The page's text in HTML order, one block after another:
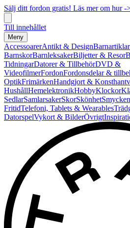
Sälj ditt fordon gratis! Läs mer om hur -
Till innehållet
Meny
AccessoarerAntikt & DesignBarnartiklar
BarnskorBarnleksakerBiljetter & Resor
TidningarDatorer & TillbehörDVD &
VideofilmerFordonFordonsdelar &
OptikFrimärkenHandgjort &
HushållHemelektronikHobbyKlockor
SedlarSamlarsakerSkorSkönhet
FritidTelefoni, Tablets & Wearables
DatorspelVykort & BilderÖvrigt